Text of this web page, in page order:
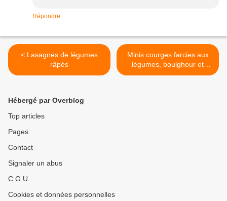
Répondre
< Lasagnes de légumes
râpés
Minis courges farcies aux
légumes, boulghour et
quinoa >
Hébergé par Overblog
Top articles
Pages
Contact
Signaler un abus
C.G.U.
Cookies et données personnelles